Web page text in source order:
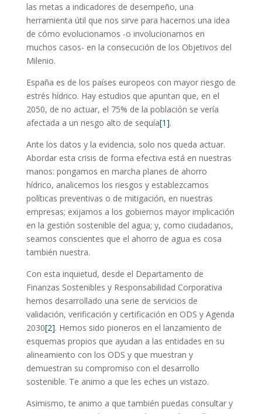
las metas a indicadores de desempeño, una
herramienta útil que nos sirve para hacernos una idea
de cómo evolucionamos -o involucionamos en
muchos casos- en la consecución de los Objetivos del
Milenio.
España es de los países europeos con mayor riesgo de
estrés hídrico. Hay estudios que apuntan que, en el
2050, de no actuar, el 75% de la población se vería
afectada a un riesgo alto de sequía[1].
Ante los datos y la evidencia, solo nos queda actuar.
Abordar esta crisis de forma efectiva está en nuestras
manos: pongamos en marcha planes de ahorro
hídrico, analicemos los riesgos y establezcamos
políticas preventivas o de mitigación, en nuestras
empresas; exijamos a los gobiernos mayor implicación
en la gestión sostenible del agua; y, como ciudadanos,
seamos conscientes que el ahorro de agua es cosa
también nuestra.
Con esta inquietud, desde el Departamento de
Finanzas Sostenibles y Responsabilidad Corporativa
hemos desarrollado una serie de servicios de
validación, verificación y certificación en ODS y Agenda
2030[2]. Hemos sido pioneros en el lanzamiento de
esquemas propios que ayudan a las entidades en su
alineamiento con los ODS y que muestran y
demuestran su compromiso con el desarrollo
sostenible. Te animo a que les eches un vistazo.
Asimismo, te animo a que también puedas consultar y